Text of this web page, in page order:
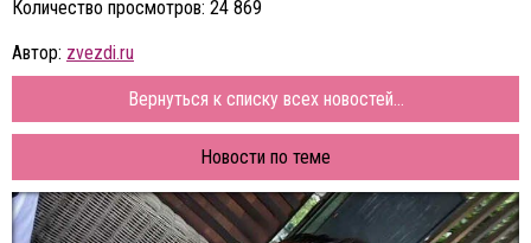
Количество просмотров: 24 869
Автор: zvezdi.ru
Вернуться к списку всех новостей...
Новости по теме